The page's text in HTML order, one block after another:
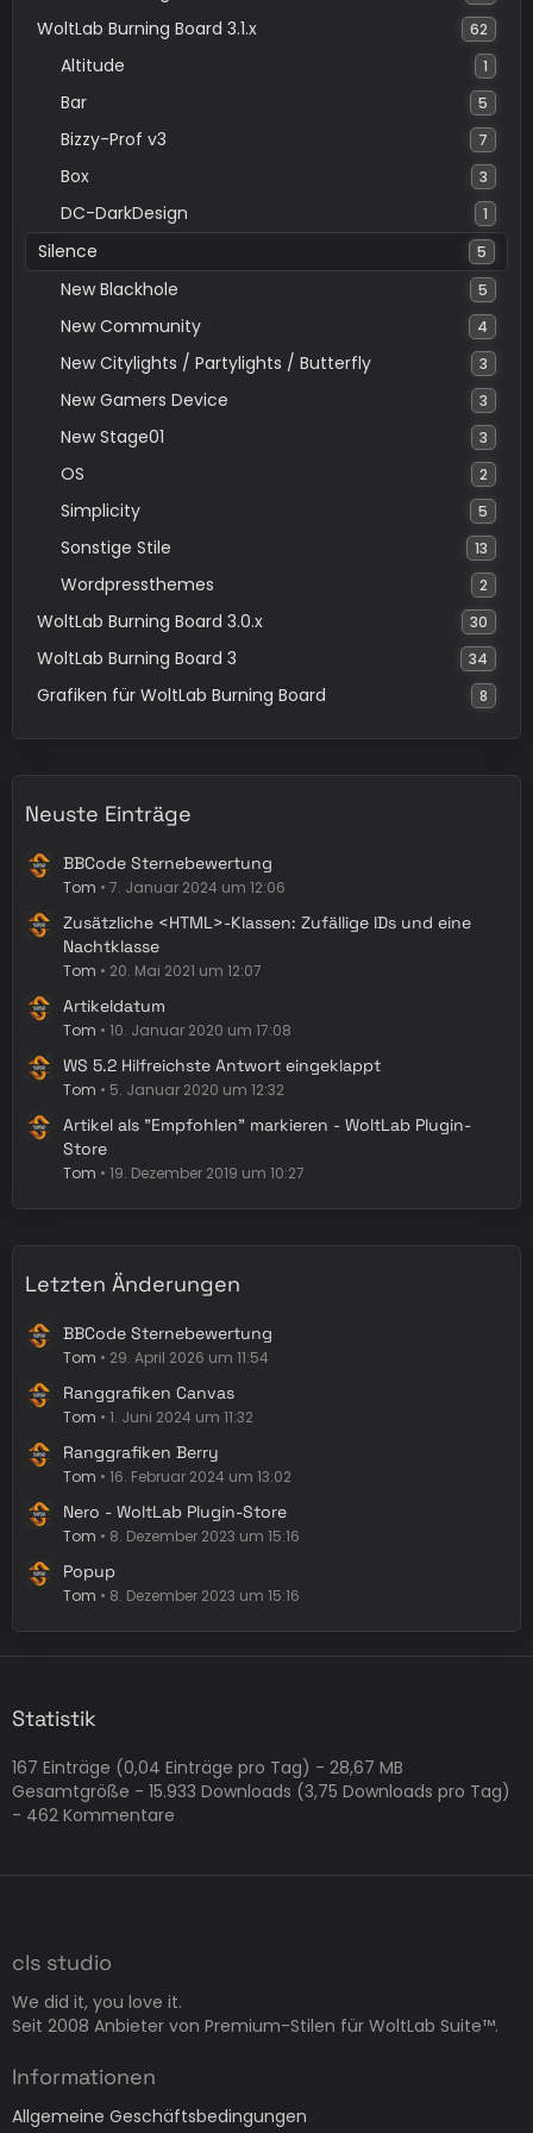
WoltLab Burning Board 3.1.x 62
Altitude 1
Bar 5
Bizzy-Prof v3 7
Box 3
DC-DarkDesign 1
Silence 5
New Blackhole 5
New Community 4
New Citylights / Partylights / Butterfly 3
New Gamers Device 3
New Stage01 3
OS 2
Simplicity 5
Sonstige Stile 13
Wordpressthemes 2
WoltLab Burning Board 3.0.x 30
WoltLab Burning Board 3 34
Grafiken für WoltLab Burning Board 8
Neuste Einträge
BBCode Sternebewertung
Tom 7. Januar 2024 um 12:06
Zusätzliche <HTML>-Klassen: Zufällige IDs und eine
Nachtklasse
Tom 20. Mai 2021 um 12:07
Artikeldatum
Tom 10. Januar 2020 um 17:08
WS 5.2 Hilfreichste Antwort eingeklappt
Tom 5. Januar 2020 um 12:32
Artikel als "Empfohlen" markieren - WoltLab Plugin-
Store
Tom 19. Dezember 2019 um 10:27
Letzten Änderungen
BBCode Sternebewertung
Tom 29. April 2026 um 11:54
Ranggrafiken Canvas
Tom 1. Juni 2024 um 11:32
Ranggrafiken Berry
Tom 16. Februar 2024 um 13:02
Nero - WoltLab Plugin-Store
Tom 8. Dezember 2023 um 15:16
Popup
Tom 8. Dezember 2023 um 15:16
Statistik
167 Einträge (0,04 Einträge pro Tag) - 28,67 MB
Gesamtgröße - 15.933 Downloads (3,75 Downloads pro Tag)
- 462 Kommentare
cls studio
We did it, you love it.
Seit 2008 Anbieter von Premium-Stilen für WoltLab Suite™.
Informationen
Allgemeine Geschäftsbedingungen